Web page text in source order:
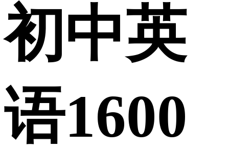
初中英
语1600